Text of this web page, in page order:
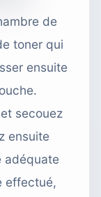
de
toner qui
ensuite
et secouez
ensuite
adéquate
effectué,